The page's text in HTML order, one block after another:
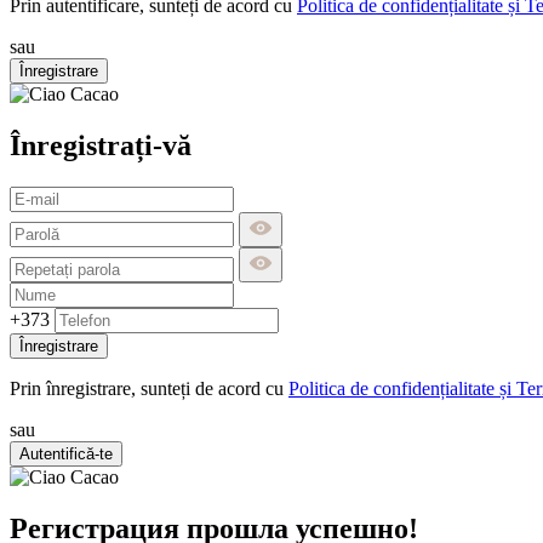
Prin autentificare, sunteți de acord cu Politica de confidențialitate și
sau
Înregistrare
Înregistrați-vă
+373
Înregistrare
Prin înregistrare, sunteți de acord cu Politica de confidențialitate și
sau
Autentifică-te
Регистрация прошла успешно!